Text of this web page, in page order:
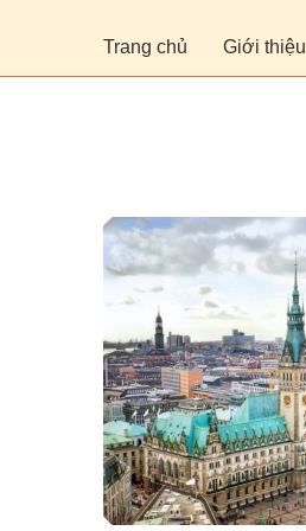
Trang chủ Giới thiệu